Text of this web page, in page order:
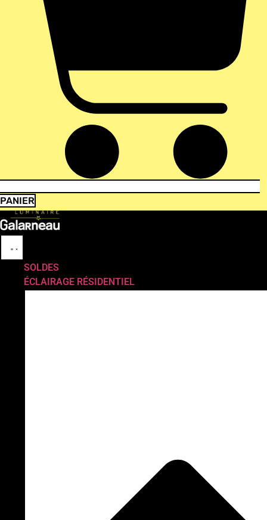
PANIER
SOLDES
ÉCLAIRAGE RÉSIDENTIEL